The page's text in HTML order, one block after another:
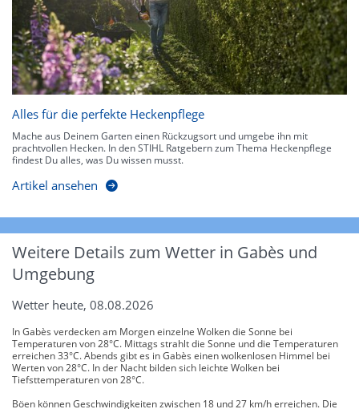
Alles für die perfekte Heckenpflege
Mache aus Deinem Garten einen Rückzugsort und umgebe ihn mit
prachtvollen Hecken. In den STIHL Ratgebern zum Thema Heckenpflege
findest Du alles, was Du wissen musst.
Artikel ansehen
Weitere Details zum Wetter in Gabès und
Umgebung
Wetter heute, 08.08.2026
In Gabès verdecken am Morgen einzelne Wolken die Sonne bei
Temperaturen von 28°C. Mittags strahlt die Sonne und die Temperaturen
erreichen 33°C. Abends gibt es in Gabès einen wolkenlosen Himmel bei
Werten von 28°C. In der Nacht bilden sich leichte Wolken bei
Tiefsttemperaturen von 28°C.
Böen können Geschwindigkeiten zwischen 18 und 27 km/h erreichen. Die